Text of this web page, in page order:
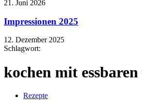
21. Juni 2026
Impressionen 2025
12. Dezember 2025
Schlagwort:
kochen mit
Rezepte